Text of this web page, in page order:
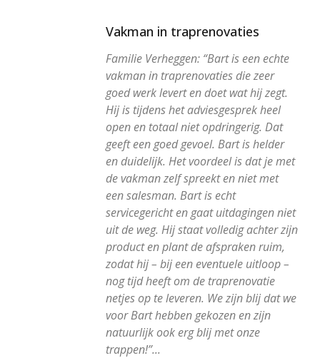
Vakman in traprenovaties
Familie Verheggen: “Bart is een echte
vakman in traprenovaties die zeer
goed werk levert en doet wat hij zegt.
Hij is tijdens het adviesgesprek heel
open en totaal niet opdringerig. Dat
geeft een goed gevoel. Bart is helder
en duidelijk. Het voordeel is dat je met
de vakman zelf spreekt en niet met
een salesman. Bart is echt
servicegericht en gaat uitdagingen niet
uit de weg. Hij staat volledig achter zijn
product en plant de afspraken ruim,
zodat hij – bij een eventuele uitloop –
nog tijd heeft om de traprenovatie
netjes op te leveren. We zijn blij dat we
voor Bart hebben gekozen en zijn
natuurlijk ook erg blij met onze
trappen!”